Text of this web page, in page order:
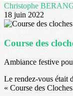
Christophe
18 juin 2022
Course des
Ambiance festive
Le rendez-vous était
« Course des